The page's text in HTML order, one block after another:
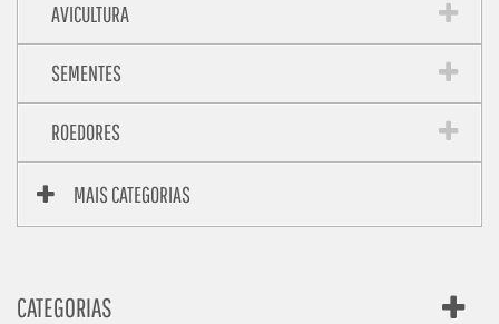
AVICULTURA
SEMENTES
ROEDORES
MAIS CATEGORIAS
CATEGORIAS